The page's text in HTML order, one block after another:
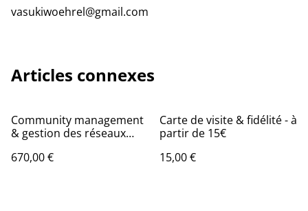
vasukiwoehrel@gmail.com
Articles connexes
Community management
& gestion des réseaux
670,00 €
Carte de visite & fidélité - à
partir de 15€
15,00 €